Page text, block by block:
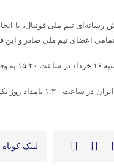
رسانه‌ای تیم ملی فوتبال، با
اعضای تیم ملی صادر و این
لینک کوتاه